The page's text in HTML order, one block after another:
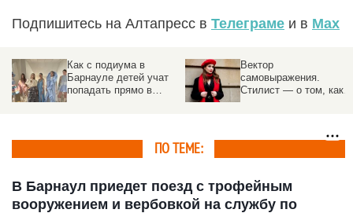
Подпишитесь на Алтапресс в Телеграме и в Max
Как с подиума в
Барнауле детей учат
попадать прямо в
Вектор
самовыражения.
Стилист — о том, как
звезда
ПО ТЕМЕ:
В Барнаул приедет поезд с трофейным
вооружением и вербовкой на службу по